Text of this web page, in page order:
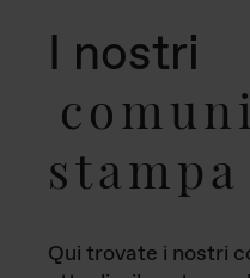
I nostri
stampa
Qui trovate i nostri